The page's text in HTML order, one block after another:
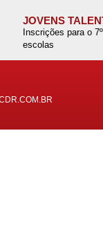
JOVENS
Inscrições para o
escolas